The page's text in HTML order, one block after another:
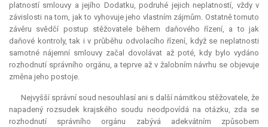
platností smlouvy a jejího Dodatku, podruhé jejich neplatností, vždy v
závislosti na tom, jak to vyhovuje jeho vlastním zájmům. Ostatně tomuto
závěru svědčí postup stěžovatele během daňového řízení, a to jak
daňové kontroly, tak i v průběhu odvolacího řízení, když se neplatnosti
samotné nájemní smlouvy začal dovolávat až poté, kdy bylo vydáno
rozhodnutí správního orgánu, a teprve až v žalobním návrhu se objevuje
změna jeho postoje.
Nejvyšší správní soud nesouhlasí ani s další námitkou stěžovatele, že
napadený rozsudek krajského soudu neodpovídá na otázku, zda se
rozhodnutí správního orgánu zabývá adekvátním způsobem